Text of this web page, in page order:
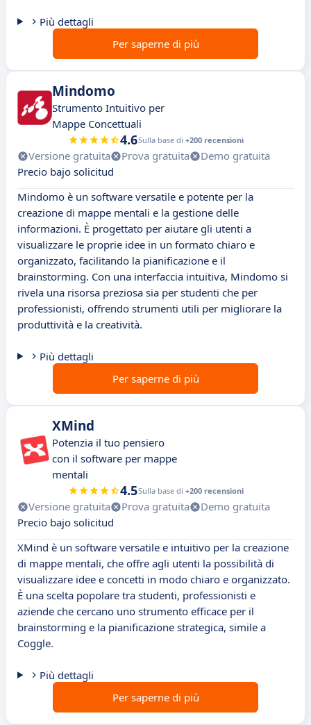
Più dettagli
Per saperne di più
Mindomo
Strumento Intuitivo per
Mappe Concettuali
4.6Sulla base di +200 recensioni
Versione gratuita Prova gratuita
Demo gratuita
Precio bajo solicitud
Mindomo è un software versatile e potente per la
creazione di mappe mentali e la gestione delle
informazioni. È progettato per aiutare gli utenti a
visualizzare le proprie idee in un formato chiaro e
organizzato, facilitando la pianificazione e il
brainstorming. Con una interfaccia intuitiva, Mindomo si
rivela una risorsa preziosa sia per studenti che per
professionisti, offrendo strumenti utili per migliorare la
produttività e la creatività.
Più dettagli
Per saperne di più
XMind
Potenzia il tuo pensiero
con il software per mappe
mentali
4.5Sulla base di +200 recensioni
Versione gratuita Prova gratuita
Demo gratuita
Precio bajo solicitud
XMind è un software versatile e intuitivo per la creazione
di mappe mentali, che offre agli utenti la possibilità di
visualizzare idee e concetti in modo chiaro e organizzato.
È una scelta popolare tra studenti, professionisti e
aziende che cercano uno strumento efficace per il
brainstorming e la pianificazione strategica, simile a
Coggle.
Più dettagli
Per saperne di più